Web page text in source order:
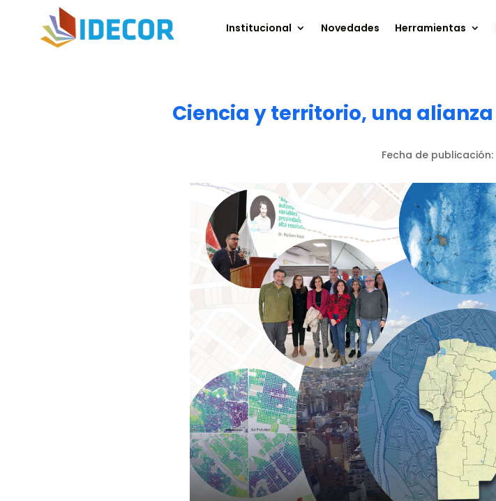
Institucional Novedades Herramientas
Ciencia y territorio, una
Fecha de publicación: